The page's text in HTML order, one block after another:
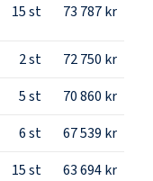
15st 73 787 kr
2st
72 750 kr
5st
70 860 kr
6st
67 539 kr
15st
63 694 kr